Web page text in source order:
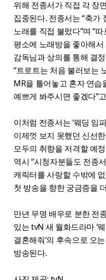
위해 전종서가 직접 각 장
집중된다. 전종서는 “축가
노래를 직접 불렀다”며 “
평소에 노래방을 좋아해
감독님과 상의를 통해 결
“트로트는 처음 불러보는
MR을 틀어놓고 혼자 연습
예쁘게 봐주시면 좋겠다”
이처럼 전종서는 ‘웨딩 임
이제껏 보지 못했던 신선
모두의 취향을 저격할 예
역시 “시청자분들도 전종
캐릭터를 사랑할 수밖에
첫 방송을 향한 궁금증을
만년 무명 배우로 분한 전
있는 tvN 새 월화드라마 ‘
결혼해줘’의 후속으로 오
방송된다.